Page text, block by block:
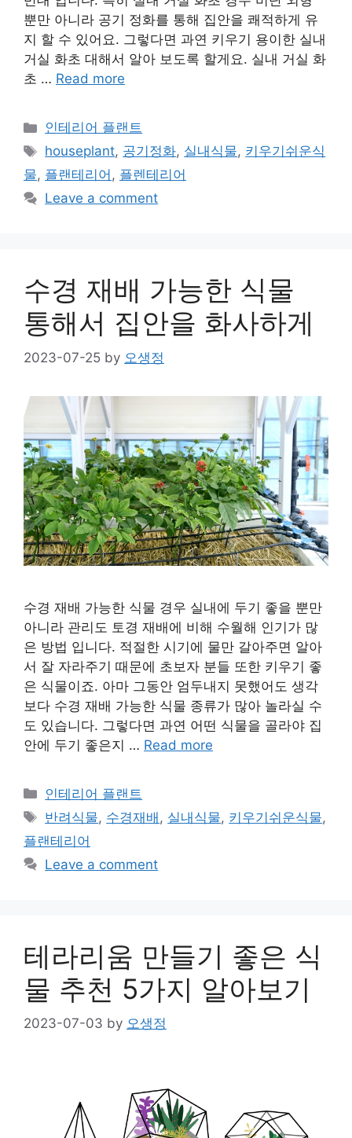
뿐만 아니라 공기 정화를 통해 집안을 쾌적하게 유
지 할 수 있어요. 그렇다면 과연 키우기 용이한 실내
거실 화초 대해서 알아 보도록 할게요. 실내 거실 화
초 … Read more
Categories
인테리어 플랜트
Tags
houseplant, 공기정화, 실내식물, 키우기쉬운식
물, 플랜테리어 , 플렌테리어
Leave a comment
수경 재배 가능한 식물
통해서 집안을 화사하게
2023-07-25 by 오생정
수경 재배 가능한 식물 경우 실내에 두기 좋을 뿐만
아니라 관리도 토경 재배에 비해 수월해 인기가 많
은 방법 입니다. 적절한 시기에 물만 갈아주면 알아
서 잘 자라주기 때문에 초보자 분들 또한 키우기 좋
은 식물이죠. 아마 그동안 엄두내지 못했어도 생각
보다 수경 재배 가능한 식물 종류가 많아 놀라실 수
도 있습니다. 그렇다면 과연 어떤 식물을 골라야 집
안에 두기 좋은지 … Read more
Categories
인테리어 플랜트
Tags
반려식물, 수경재배 , 실내식물, 키우기쉬운식물,
플랜테리어
Leave a comment
테라리움 만들기 좋은 식
물 추천 5가지 알아보기
2023-07-03 by 오생정